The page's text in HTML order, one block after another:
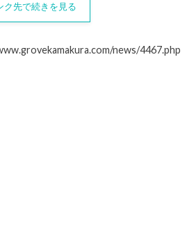
ク先で続きを見る
news/4467.php